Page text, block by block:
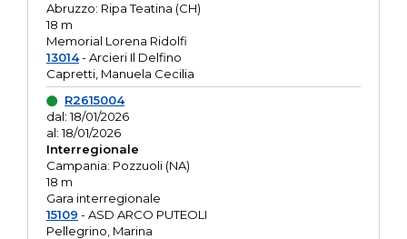
Abruzzo: Ripa Teatina (CH)
18 m
Memorial Lorena Ridolfi
13014- Arcieri Il Delfino
Capretti, Manuela Cecilia
R2615004
dal: 18/01/2026
al: 18/01/2026
Interregionale
Campania: Pozzuoli (NA)
18 m
Gara interregionale
15109 - ASD ARCO PUTEOLI
Pellegrino, Marina